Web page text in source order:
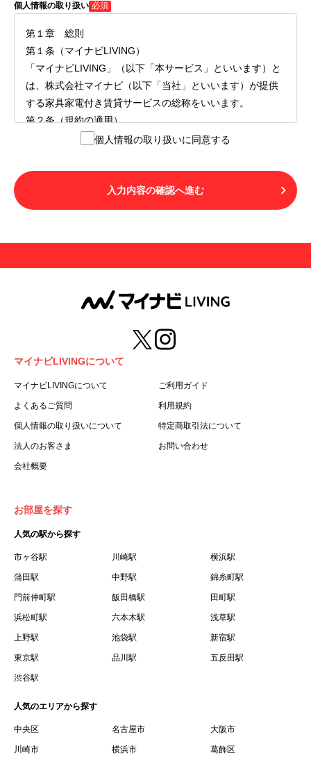
個人情報の取り扱い 必須
第１章 総則
第１条（マイナビLIVING）
「マイナビLIVING」（以下「本サービス」といいます）と
は、株式会社マイナビ（以下「当社」といいます）が提供
する家具家電付き賃貸サービスの総称をいいます。
第２条（規約の適用）
１.本サービスを利用する者（以下「利用者」といいます）
LIVINGご契約にあたり取得する個人情報の取り扱いについ
て」の内容をすべて承諾したものとみなされます。不承諾
の意思表示は、本サービスを利用しないことをもってのみ
用することはできません。
第３条（用語の定義）
１.「本サ―ビス」とは、第１章第１条で規定する当社が運
営するマイナビLIVINGを意味します。
２.「利用者」とは、第１章第２条に規定する本サービスを
利用する個人を意味します。
３.「本サイト」とは、当社が運営する本サービスに関する
ます。
５.「会員」とは、第２章第１条に基づき会員登録が完了し
た個人を意味します。
録した情報、本サービス利用中に当社が登録を求めた情報
った場合の当該情報を意味します。
７.「本会員制度」とは、会員による本サービスの利用の促
進を目的とした会員制度を意味します。
借契約書およびオプション注文書を意味します。
９.「契約期間開始日」とは、定期建物賃貸借契約（以下
「賃貸借契約」と言います）の開始日のことで、利用者の
賃借権が発生する日を意味します。
するために、選んだ物件を保留することを意味します。
１１.「予約情報」とは、物件を予約するために必要な当社
所定の情報を意味します。物件情報や期間、オプション等
個人情報の取り扱いに同意する
入力内容の確認へ進む
マイナビLIVINGについて
マイナビLIVINGについて ご利用ガイド
よくあるご質問 利用規約
個人情報の取り扱いについて 特定商取引法について
法人のお客さま お問い合わせ
会社概要
お部屋を探す
人気の駅から探す
市ヶ谷駅 川崎駅 横浜駅
蒲田駅 中野駅 錦糸町駅
門前仲町駅 飯田橋駅 田町駅
浜松町駅 六本木駅 浅草駅
上野駅 池袋駅 新宿駅
東京駅 品川駅 五反田駅
渋谷駅
人気のエリアから探す
中央区 名古屋市 大阪市
川崎市 横浜市 葛飾区